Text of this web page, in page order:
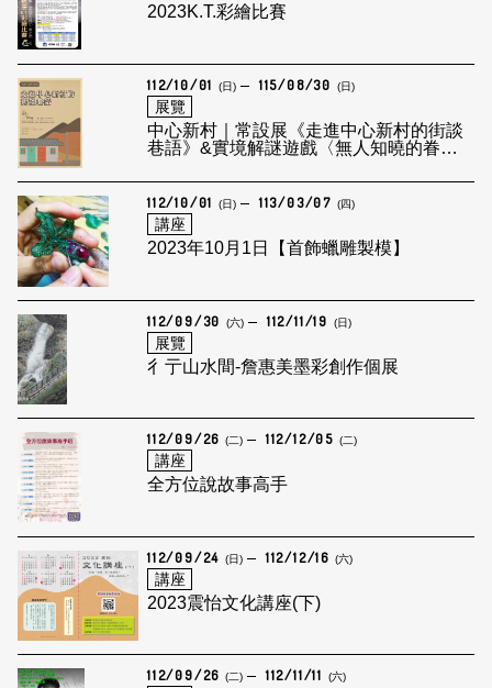
2023K.T.彩繪比賽
112/10/01 (日) 115/08/30 (日)
展覽
中心新村｜常設展《走進中心新村的街談
巷語》&實境解謎遊戲〈無人知曉的眷
112/10/01 (日) 113/03/07 (四)
講座
2023年10月1日【首飾蠟雕製模】
112/09/30 (六) 112/11/19 (日)
展覽
彳亍山水間-詹惠美墨彩創作個展
112/09/26 (二) 112/12/05 (二)
講座
全方位說故事高手
112/09/24 (日) 112/12/16 (六)
講座
2023震怡文化講座(下)
112/09/26 (二) 112/11/11 (六)